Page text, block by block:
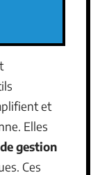
et
Elles
gestion
Ces